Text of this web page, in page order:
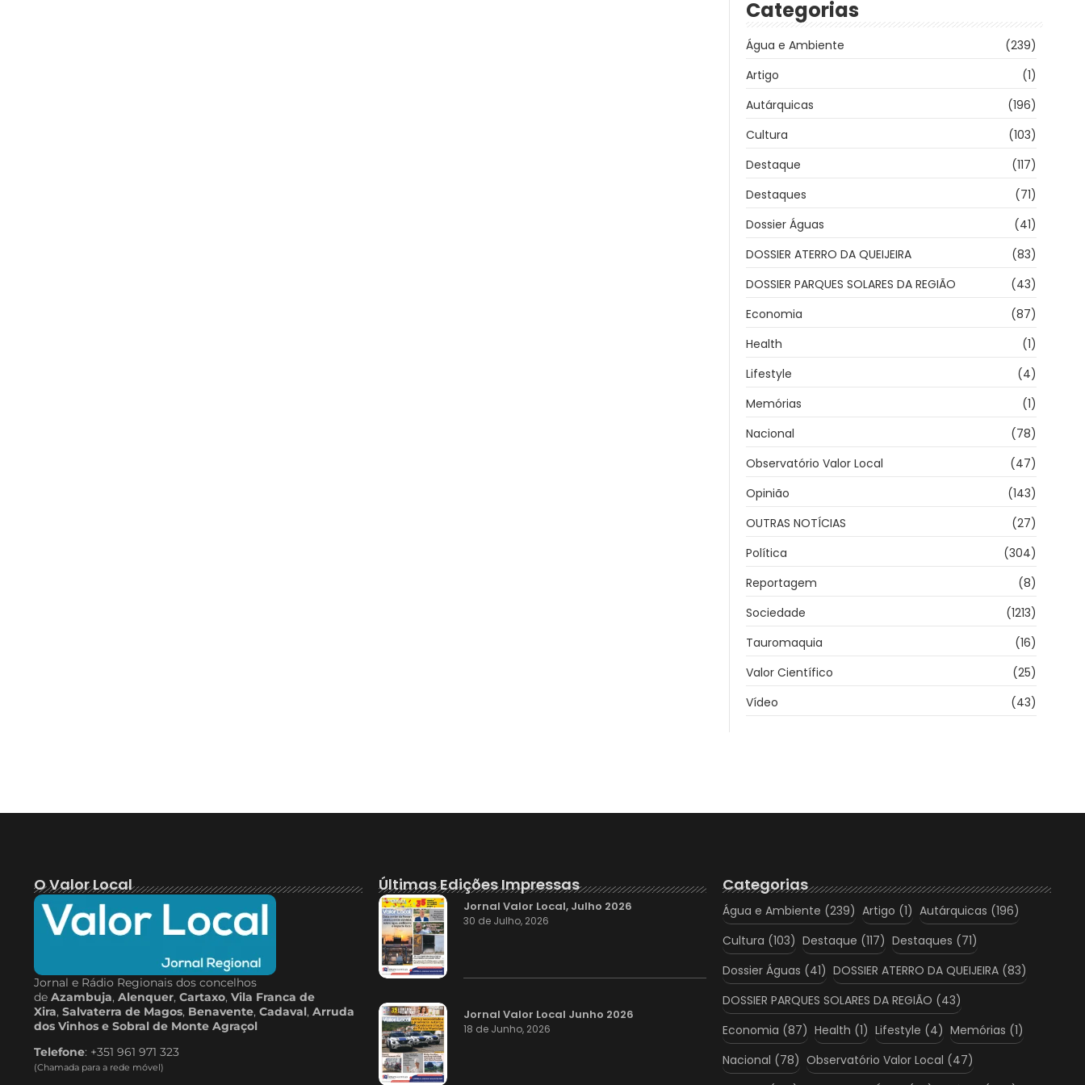
Categorias
Água e Ambiente
(239)
Artigo
(1)
Autárquicas
(196)
Cultura
(103)
Destaque
(117)
Destaques
(71)
Dossier Águas
(41)
DOSSIER ATERRO DA QUEIJEIRA
(83)
DOSSIER PARQUES SOLARES DA REGIÃO
(43)
Economia
(87)
Health
(1)
Lifestyle
(4)
Memórias
(1)
Nacional
(78)
Observatório Valor Local
(47)
Opinião
(143)
OUTRAS NOTÍCIAS
(27)
Política
(304)
Reportagem
(8)
Sociedade
(1213)
Tauromaquia
(16)
Valor Científico
(25)
Vídeo
(43)
O Valor Local
Jornal e Rádio Regionais dos concelhos
de Azambuja, Alenquer, Cartaxo, Vila Franca de
Xira, Salvaterra de Magos, Benavente, Cadaval, Arruda
dos Vinhos e Sobral de Monte Agraçol
Telefone: +351 961 971 323
(Chamada para a rede móvel)
Últimas Edições Impressas
Jornal Valor Local, Julho 2026
30 de Julho, 2026
Jornal Valor Local Junho 2026
18 de Junho, 2026
Categorias
Água e Ambiente (239) Artigo (1) Autárquicas (196)
Cultura (103) Destaque (117) Destaques (71)
Dossier Águas (41) DOSSIER ATERRO DA QUEIJEIRA (83)
DOSSIER PARQUES SOLARES DA REGIÃO (43)
Economia (87) Health (1) Lifestyle (4) Memórias (1)
Nacional (78) Observatório Valor Local (47)